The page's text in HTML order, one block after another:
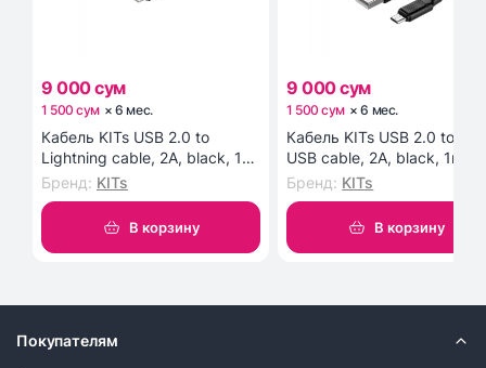
9 000 сум
1 500 сум × 6 мес.
Кабель KITs USB 2.0 to
Lightning cable, 2A, black, 1m
(KITS-W-003)
Бренд: KITs
В корзину
9 000 сум
1 500 сум ×6 мес.
Кабель KITs USB 2.0 to
USB cable, 2A, black, 1m
(KITS-W-002)
Бренд: KITs
В корзину
Покупателям